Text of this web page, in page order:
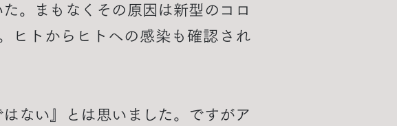
。まもなくその原因は新型のコロ
ヒトからヒトへの感染も確認され
ない』とは思いました。ですがア